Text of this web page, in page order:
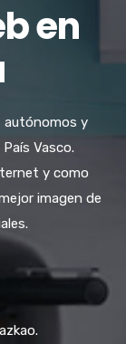
en
autónomos y
Vasco.
y como
imagen de